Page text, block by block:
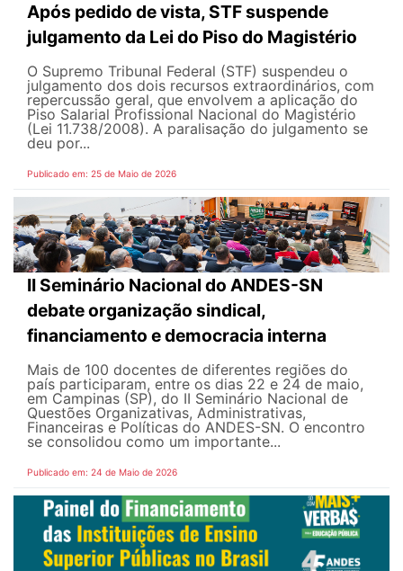
Após pedido de vista, STF suspende
julgamento da Lei do Piso do Magistério
O Supremo Tribunal Federal (STF) suspendeu o
julgamento dos dois recursos extraordinários, com
repercussão geral, que envolvem a aplicação do
Piso Salarial Profissional Nacional do Magistério
(Lei 11.738/2008). A paralisação do julgamento se
deu por...
Publicado em: 25 de Maio de 2026
II Seminário Nacional do ANDES-SN
debate organização sindical,
financiamento e democracia interna
Mais de 100 docentes de diferentes regiões do
país participaram, entre os dias 22 e 24 de maio,
em Campinas (SP), do II Seminário Nacional de
Questões Organizativas, Administrativas,
Financeiras e Políticas do ANDES-SN. O encontro
se consolidou como um importante...
Publicado em: 24 de Maio de 2026